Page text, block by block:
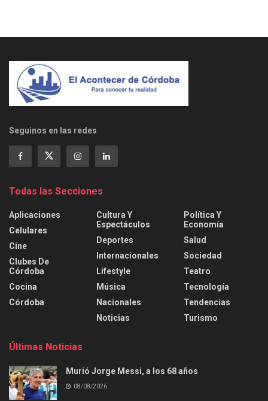
Seguinos en las redes
Todas las Secciones
Aplicaciones
Celulares
Cine
Clubes De
Córdoba
Cocina
Córdoba
Cultura Y
Espectáculos
Deportes
Internacionales
Lifestyle
Música
Nacionales
Noticias
Política Y
Economía
Salud
Sociedad
Teatro
Tecnología
Tendencias
Turismo
Últimas Noticias
Murió Jorge Messi, a los 68 años
08/08/2026